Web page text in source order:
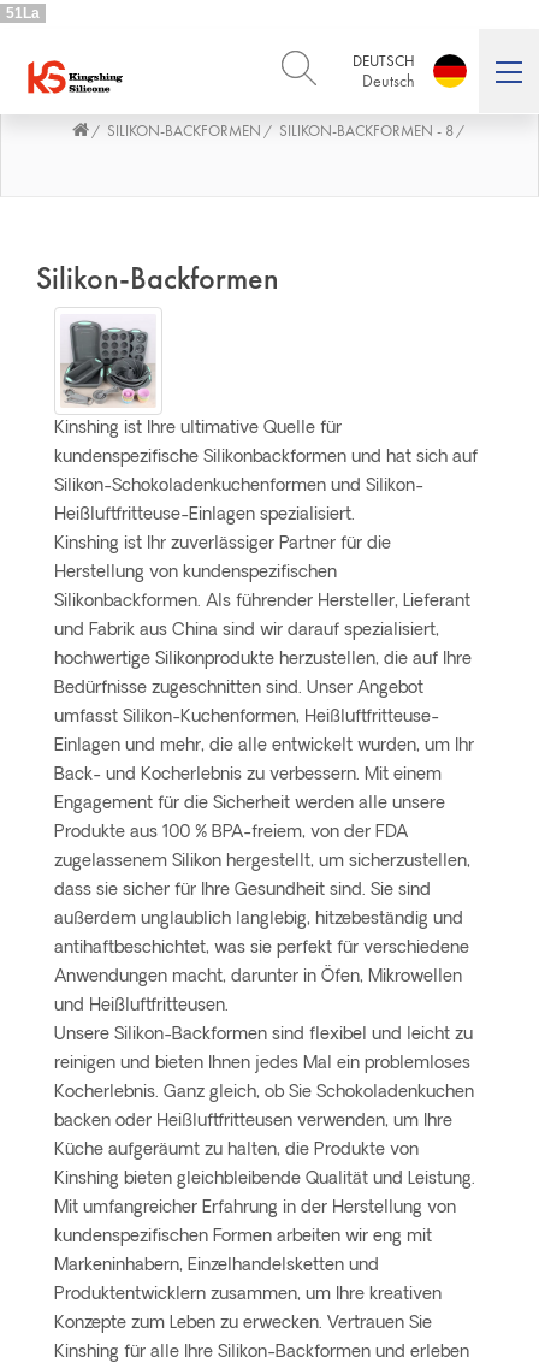
51La
DEUTSCH
Deutsch
ENGLISH DEUTSCH
French
/ SILIKON-BACKFORMEN / SILIKON-BACKFORMEN - 8/
Silikon-Backformen
Kinshing ist Ihre ultimative Quelle für
kundenspezifische Silikonbackformen und hat sich auf
Silikon-Schokoladenkuchenformen und Silikon-
Heißluftfritteuse-Einlagen spezialisiert.
Kinshing ist Ihr zuverlässiger Partner für die
Herstellung von kundenspezifischen
Silikonbackformen. Als führender Hersteller, Lieferant
und Fabrik aus China sind wir darauf spezialisiert,
hochwertige Silikonprodukte herzustellen, die auf Ihre
Bedürfnisse zugeschnitten sind. Unser Angebot
umfasst Silikon-Kuchenformen, Heißluftfritteuse-
Einlagen und mehr, die alle entwickelt wurden, um Ihr
Back- und Kocherlebnis zu verbessern. Mit einem
Engagement für die Sicherheit werden alle unsere
Produkte aus 100 % BPA-freiem, von der FDA
zugelassenem Silikon hergestellt, um sicherzustellen,
dass sie sicher für Ihre Gesundheit sind. Sie sind
außerdem unglaublich langlebig, hitzebeständig und
antihaftbeschichtet, was sie perfekt für verschiedene
Anwendungen macht, darunter in Öfen, Mikrowellen
und Heißluftfritteusen.
Unsere Silikon-Backformen sind flexibel und leicht zu
reinigen und bieten Ihnen jedes Mal ein problemloses
Kocherlebnis. Ganz gleich, ob Sie Schokoladenkuchen
backen oder Heißluftfritteusen verwenden, um Ihre
Küche aufgeräumt zu halten, die Produkte von
Kinshing bieten gleichbleibende Qualität und Leistung.
Mit umfangreicher Erfahrung in der Herstellung von
kundenspezifischen Formen arbeiten wir eng mit
Markeninhabern, Einzelhandelsketten und
Produktentwicklern zusammen, um Ihre kreativen
Konzepte zum Leben zu erwecken. Vertrauen Sie
Kinshing für alle Ihre Silikon-Backformen und erleben